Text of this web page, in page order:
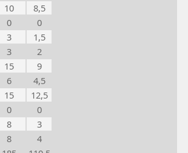
10
8,5
0
0
3
1,5
3
2
15
9
6
4,5
15
12,5
0
0
8
3
8
4